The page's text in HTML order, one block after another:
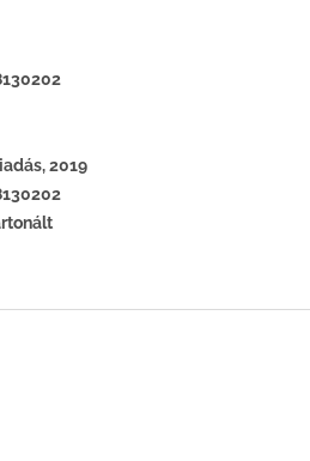
2019